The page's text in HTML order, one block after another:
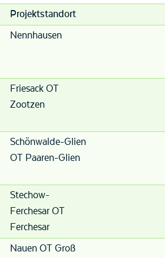
Projektstandort
Nennhausen
Friesack OT
Zootzen
Schönwalde-Glien
OT Paaren-Glien
Stechow-
Ferchesar OT
Ferchesar
Nauen OT Groß